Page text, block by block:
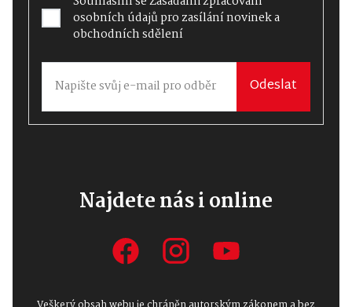
osobních údajůpro zasílání novinek a
obchodních sdělení
Odeslat
Najdete nás i online